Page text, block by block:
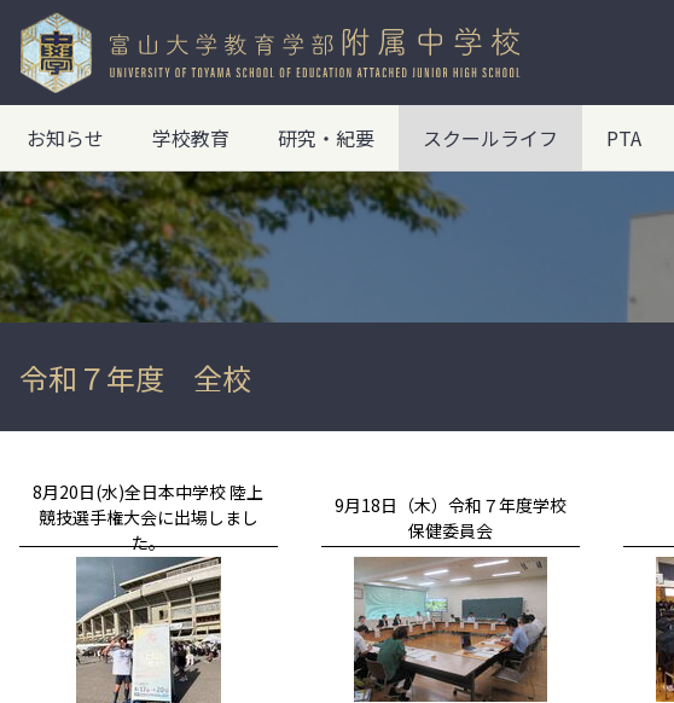
お知らせ 学校教育 研究・紀要 スクールライフ PTA
令和７年度 全校
8月20日(水)全日本中学校 陸上
競技選手権大会に出場しまし
た。
9月18日（木）令和７年度学校
保健委員会